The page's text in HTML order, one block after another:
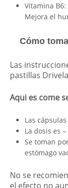
Vitamina
Mejora el
Cómo
Las
pastillas
Aqui es come
Las
La dosis es
Se toman
estómago
No se
el efecto no